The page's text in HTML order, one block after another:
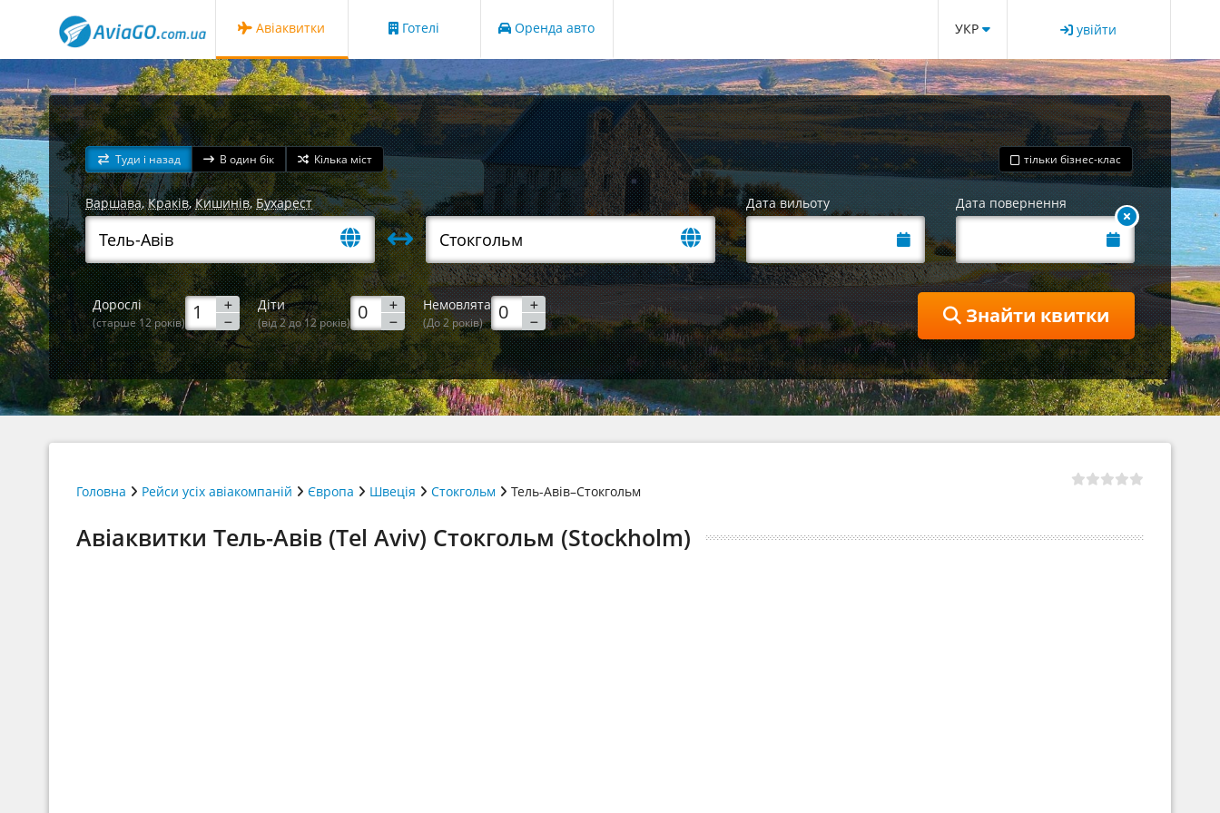
Авіаквитки Готелі Оренда авто УКР увійти
Туди і назад В один бік Кілька міст тільки бізнес-клас
Варшава,Краків,Кишинів,Бухарест Дата вильоту Дата повернення
Дорослі
(старше 12 років)
Діти
(від 2 до 12 років)
Немовлята
(До 2 років) Знайти квитки
Головна Рейси усіх авіакомпаній Європа Швеція Стокгольм Тель-Авів–Стокгольм
Авіаквитки Тель-Авів (Tel Aviv) Стокгольм (Stockholm)